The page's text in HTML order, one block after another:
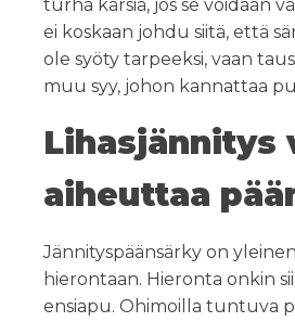
turha kärsiä, jos se voidaan
ei koskaan johdu siitä, että
ole syöty tarpeeksi, vaan
muu syy, johon kannattaa
Lihasjännitys
aiheuttaa
Jännityspäänsärky on
hierontaan. Hieronta onkin
ensiapu. Ohimoilla tuntuva